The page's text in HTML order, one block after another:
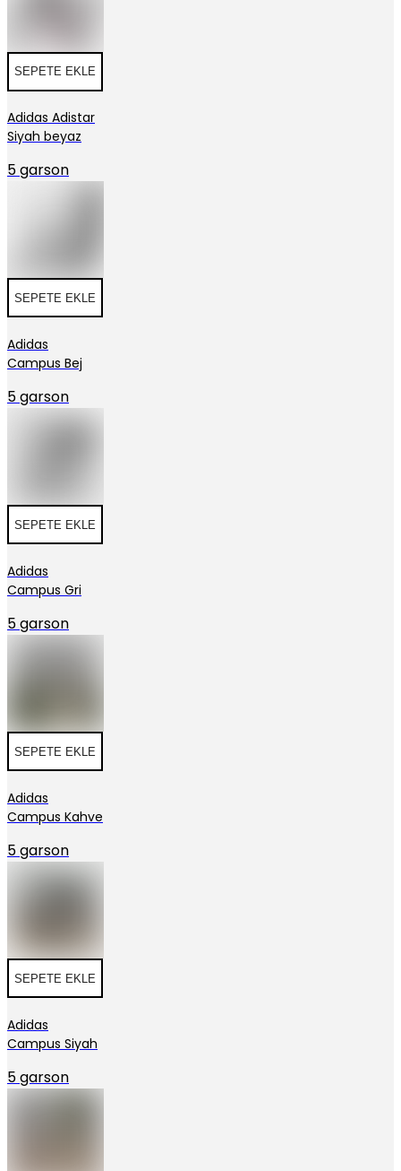
SEPETE EKLE
Adidas Adistar
Siyah beyaz
5 garson
SEPETE EKLE
Adidas
Campus Bej
5 garson
SEPETE EKLE
Adidas
Campus Gri
5 garson
SEPETE EKLE
Adidas
Campus Kahve
5 garson
SEPETE EKLE
Adidas
Campus Siyah
5 garson